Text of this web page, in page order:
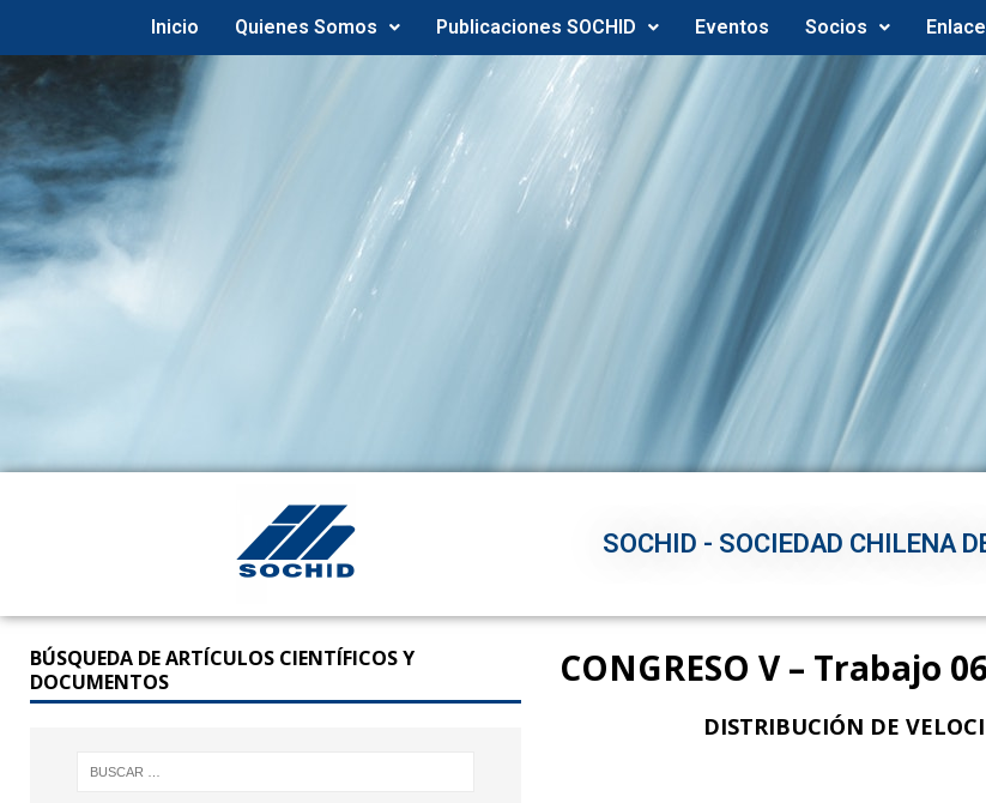
Inicio Quienes Somos Publicaciones SOCHID Eventos Socios
SOCHID - SOCIEDAD CHILENA
CONGRESO V – Trabajo
DISTRIBUCIÓN DE
BÚSQUEDA DE ARTÍCULOS CIENTÍFICOS Y
DOCUMENTOS